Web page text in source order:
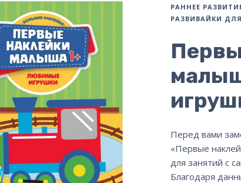
РАННЕЕ
РАЗВИВАЙКИ ДЛЯ
Перед вами
«Первые
для занятий с
Благодаря